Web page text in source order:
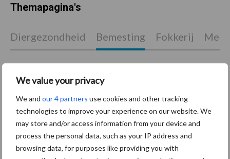
We value your privacy
We and our 4 partners use cookies and other tracking
technologies to improve your experience on our website. We
may store and/or access information from your device and
process the personal data, such as your IP address and
browsing data, for purposes like providing you with
Themapagina's
Diergezondheid Bemesting Fokkerij
Compost Dierlijke mest